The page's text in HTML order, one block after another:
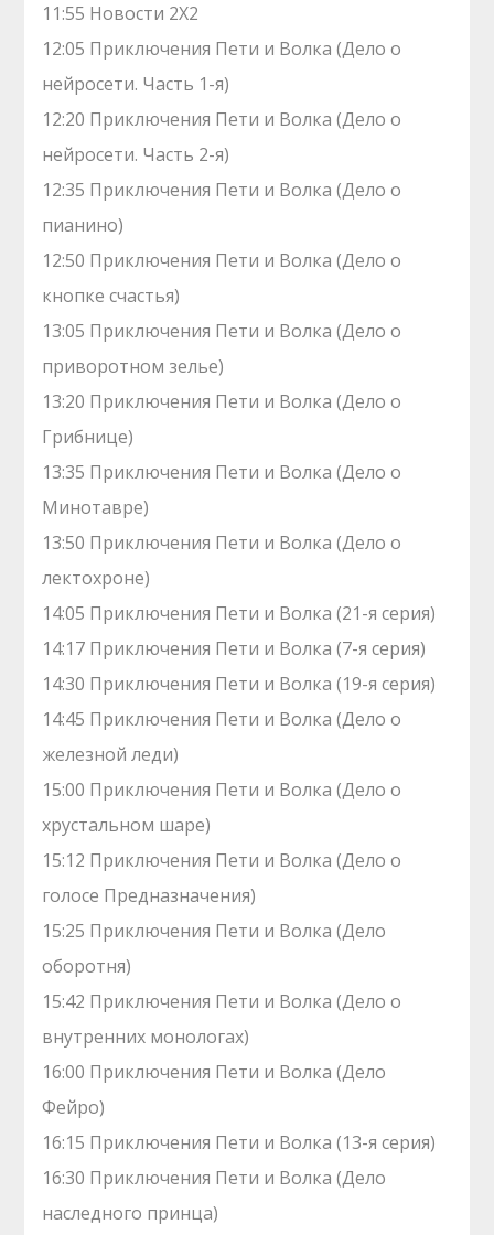
11:55 Новости 2Х2
12:05 Приключения Пети и Волка (Дело о
нейросети. Часть 1-я)
12:20 Приключения Пети и Волка (Дело о
нейросети. Часть 2-я)
12:35 Приключения Пети и Волка (Дело о
пианино)
12:50 Приключения Пети и Волка (Дело о
кнопке счастья)
13:05 Приключения Пети и Волка (Дело о
приворотном зелье)
13:20 Приключения Пети и Волка (Дело о
Грибнице)
13:35 Приключения Пети и Волка (Дело о
Минотавре)
13:50 Приключения Пети и Волка (Дело о
лектохроне)
14:05 Приключения Пети и Волка (21-я серия)
14:17 Приключения Пети и Волка (7-я серия)
14:30 Приключения Пети и Волка (19-я серия)
14:45 Приключения Пети и Волка (Дело о
железной леди)
15:00 Приключения Пети и Волка (Дело о
хрустальном шаре)
15:12 Приключения Пети и Волка (Дело о
голосе Предназначения)
15:25 Приключения Пети и Волка (Дело
оборотня)
15:42 Приключения Пети и Волка (Дело о
внутренних монологах)
16:00 Приключения Пети и Волка (Дело
Фейро)
16:15 Приключения Пети и Волка (13-я серия)
16:30 Приключения Пети и Волка (Дело
наследного принца)